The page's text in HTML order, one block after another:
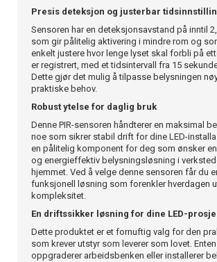
Presis deteksjon og justerbar
Sensoren har en deteksjonsavstand på inntil
som gir pålitelig aktivering i mindre rom og
enkelt justere hvor lenge lyset skal forbli på
er registrert, med et tidsintervall fra 15
Dette gjør det mulig å tilpasse belysningen
praktiske behov.
Robust ytelse for daglig bruk
Denne PIR-sensoren håndterer en maksimal
noe som sikrer stabil drift for dine LED-
en pålitelig komponent for deg som ønsker
og energieffektiv belysningsløsning i
hjemmet. Ved å velge denne sensoren får du
funksjonell løsning som forenkler hverdagen
kompleksitet.
En driftssikker løsning for dine LED-
Dette produktet er et fornuftig valg for den
som krever utstyr som leverer som lovet.
oppgraderer arbeidsbenken eller installerer